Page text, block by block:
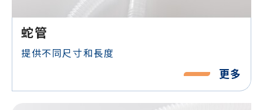
蛇管
提供不同尺寸和長度
更多